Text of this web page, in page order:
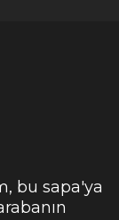
bu sapa'ya